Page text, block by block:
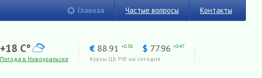
Главная Частые вопросы Контакты
+18 C°
Погода в Новоуральске
€ 88.91 +0.38 $ 77.96 +0.47
Курсы ЦБ РФ на сегодня